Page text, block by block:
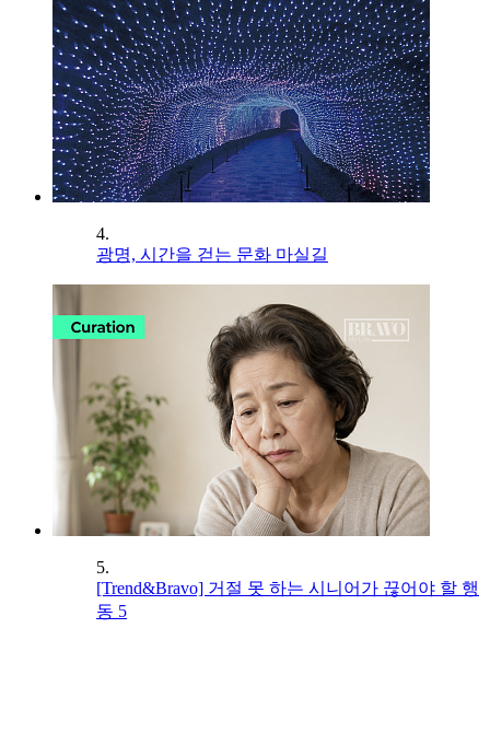
4.
광명, 시간을 걷는 문화 마실길
5.
[Trend&Bravo] 거절 못 하는 시니어가 끊어야 할 행
동 5